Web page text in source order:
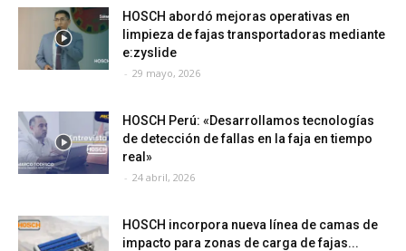
HOSCH abordó mejoras operativas en
limpieza de fajas transportadoras mediante
e:zyslide
- 29 mayo, 2026
HOSCH Perú: «Desarrollamos tecnologías
de detección de fallas en la faja en tiempo
real»
- 24 abril, 2026
HOSCH incorpora nueva línea de camas de
impacto para zonas de carga de fajas...